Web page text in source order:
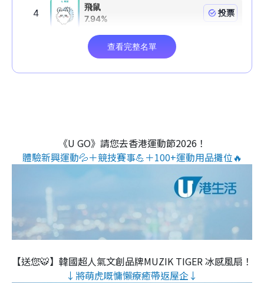
《U GO》請您去香港運動節2026！
體驗新興運動💦＋競技賽事💪＋100+運動用品攤位🔥
【送您🐯】韓國超人氣文創品牌MUZIK TIGER 冰感風扇！
↓將萌虎嘅慵懶療癒帶返屋企↓